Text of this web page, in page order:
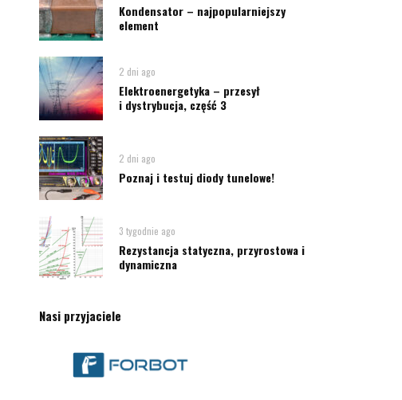
Kondensator – najpopularniejszy
element
2 dni ago
Elektroenergetyka – przesył
i dystrybucja, część 3
2 dni ago
Poznaj i testuj diody tunelowe!
3 tygodnie ago
Rezystancja statyczna, przyrostowa i
dynamiczna
Nasi przyjaciele